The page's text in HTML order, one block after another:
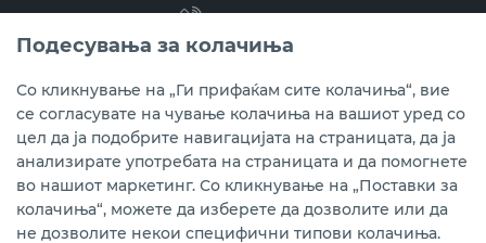
(02) 3 296 800
Instagram
LinkedIn
Youtube
Преземете ја мобилната апликација мБанка.
Подесувања за колачиња
Со кликнување на „Ги прифаќам сите колачиња“, вие
се согласувате на чување колачиња на вашиот уред со
цел да ја подобрите навигацијата на страницата, да ја
анализирате употребата на страницата и да помогнете
во нашиот маркетинг. Со кликнување на „Поставки за
колачиња“, можете да изберете да дозволите или да
не дозволите некои специфични типови колачиња.